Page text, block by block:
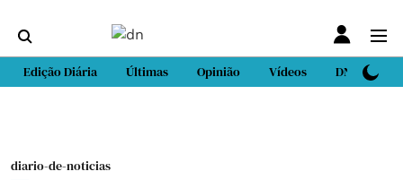
Edição Diária Últimas Opinião Vídeos DN Sport
diario-de-noticias